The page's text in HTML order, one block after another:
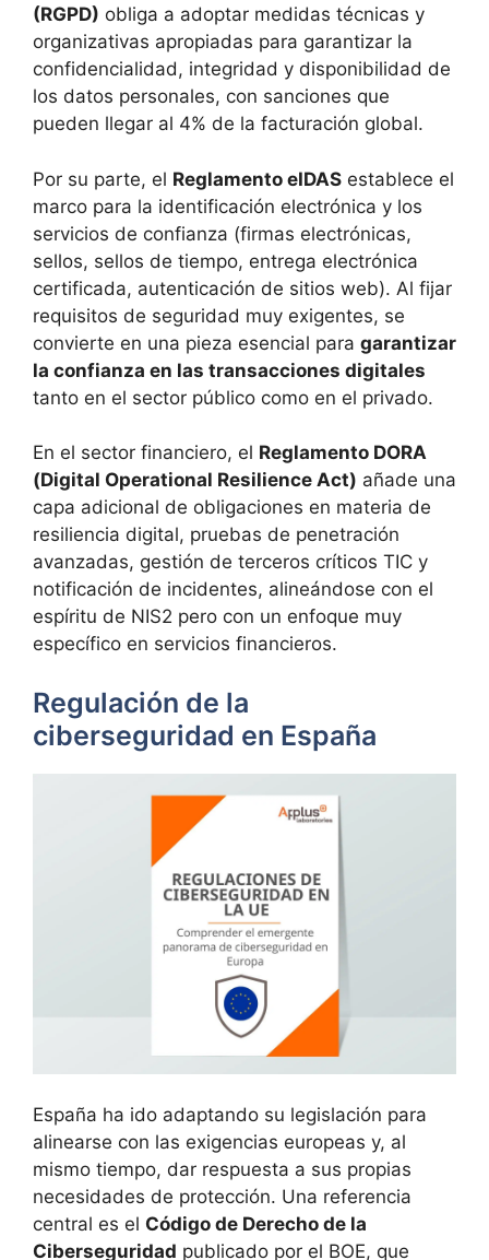
(RGPD) obliga a adoptar medidas técnicas y
organizativas apropiadas para garantizar la
confidencialidad, integridad y disponibilidad de
los datos personales, con sanciones que
pueden llegar al 4% de la facturación global.
Por su parte, el Reglamento eIDAS establece el
marco para la identificación electrónica y los
servicios de confianza (firmas electrónicas,
sellos, sellos de tiempo, entrega electrónica
certificada, autenticación de sitios web). Al fijar
requisitos de seguridad muy exigentes, se
convierte en una pieza esencial para garantizar
la confianza en las transacciones digitales
tanto en el sector público como en el privado.
En el sector financiero, el Reglamento DORA
(Digital Operational Resilience Act) añade una
capa adicional de obligaciones en materia de
resiliencia digital, pruebas de penetración
avanzadas, gestión de terceros críticos TIC y
notificación de incidentes, alineándose con el
espíritu de NIS2 pero con un enfoque muy
específico en servicios financieros.
Regulación de la
ciberseguridad en España
España ha ido adaptando su legislación para
alinearse con las exigencias europeas y, al
mismo tiempo, dar respuesta a sus propias
necesidades de protección. Una referencia
central es el Código de Derecho de la
Ciberseguridad publicado por el BOE, que